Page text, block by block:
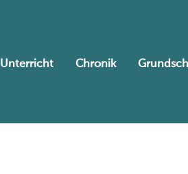
Unterricht Chronik